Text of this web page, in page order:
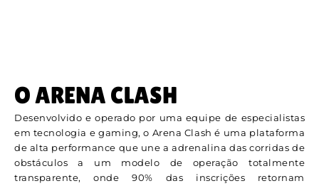
O ARENA CLASH
Desenvolvido e operado por uma equipe de especialistas
em tecnologia e gaming, o Arena Clash é uma plataforma
de alta performance que une a adrenalina das corridas de
obstáculos a um modelo de operação totalmente
transparente, onde 90% das inscrições retornam